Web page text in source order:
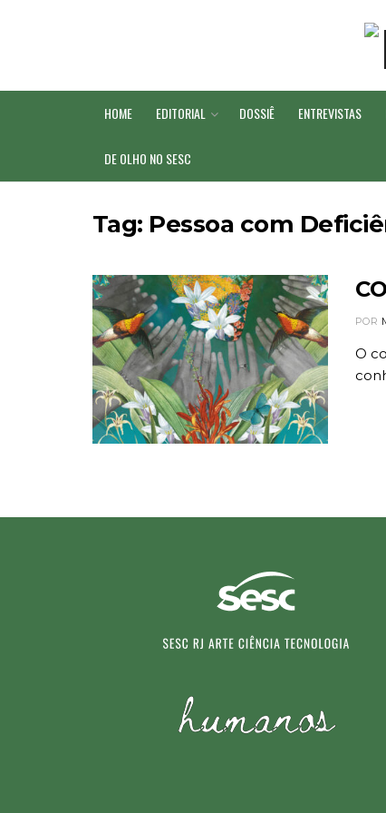
HOME EDITORIAL DOSSIÊ ENTREVISTAS
DE OLHO NO SESC
Tag: Pessoa com
POR
O